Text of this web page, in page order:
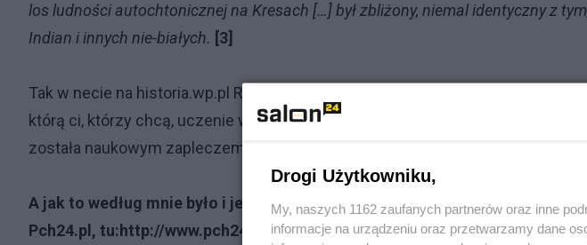
los ludności autochtonicznej na Kresach […] był zbliżony, niemal identyczny z
Indian i innych nie-białych. [3]
Tak w necie na historia.wp.pl Robert Jurszo pisze. Oto już mamy nowe pola
którą ci, którzy chcą, uczenie wyśmieją, bo przecież diagnoza czyniąca z
została naukowym zapleczem w postaci, na przykład, publikacji Daniela
A jak to według mnie było i jest z Kresami, Danielem Beauvois i Janem
Pch24.pl, tu:http://www.pch24.pl/kresy-jako-krwawa-kolonia-,36878,i.html
Drogi Użytkowniku,
My, naszych 1162 zaufanych partnerów oraz inne
informacje na urządzeniu oraz przetwarzamy dane